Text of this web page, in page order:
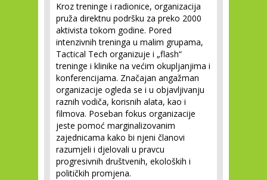
Kroz treninge i radionice, organizacija
pruža direktnu podršku za preko 2000
aktivista tokom godine. Pored
intenzivnih treninga u malim grupama,
Tactical Tech organizuje i „flash“
treninge i klinike na većim okupljanjima i
konferencijama. Značajan angažman
organizacije ogleda se i u objavljivanju
raznih vodiča, korisnih alata, kao i
filmova. Poseban fokus organizacije
jeste pomoć marginalizovanim
zajednicama kako bi njeni članovi
razumjeli i djelovali u pravcu
progresivnih društvenih, ekoloških i
političkih promjena.